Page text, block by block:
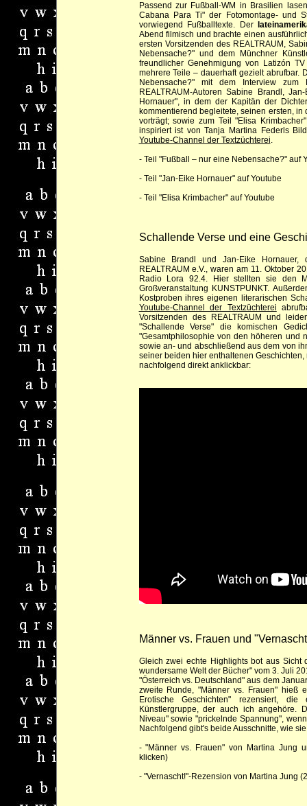
Passend zur Fußball-WM in Brasilien
Cabana Para Ti" der Fotomontage- und
vorwiegend Fußballtexte. Der
Abend filmisch und brachte einen
ersten Vorsitzenden des REALTRAUM,
Nebensache?" und dem Münchner
freundlicher Genehmigung von Latizón
mehrere Teile – dauerhaft gezielt abrufbar.
Nebensache?" mit dem Interview
REALTRAUM-Autoren Sabine Brandl,
Hornauer", in dem der Kapitän der
kommentierend begleitete, seinen ersten,
vorträgt; sowie zum Teil "Elisa
inspiriert ist von Tanja Martina Federls
Youtube-Channel der Textzüchterei.
- Teil "Fußball – nur eine Nebensache?" auf
- Teil "Jan-Eike Hornauer" auf Youtube
- Teil "Elisa Krimbacher" auf Youtube
Schallende Verse und eine
Sabine Brandl und Jan-Eike Hornauer,
REALTRAUM e.V., waren am 11. Oktober
Radio Lora 92.4. Hier stellten sie den
Großveranstaltung KUNSTPUNKT.
Kostproben ihres eigenen literarischen
Youtube-Channel der Textzüchterei
Vorsitzenden des REALTRAUM und
"Schallende Verse" die komischen
"Gesamtphilosophie von den höheren und
sowie an- und abschließend aus dem von
seiner beiden hier enthaltenen
nachfolgend direkt anklickbar:
Männer vs. Frauen und
Gleich zwei echte Highlights bot aus Sicht
wundersame Welt der Bücher" vom 3. Juli
"Österreich vs. Deutschland" aus dem
zweite Runde, "Männer vs. Frauen" hieß
Erotische Geschichten" rezensiert,
Künstlergruppe, der auch ich angehöre.
Niveau" sowie "prickelnde Spannung",
Nachfolgend gibt's beide Ausschnitte, wie
-"Männer vs. Frauen" von Martina Jung
klicken)
- "Vernascht!"-Rezension von Martina Jung